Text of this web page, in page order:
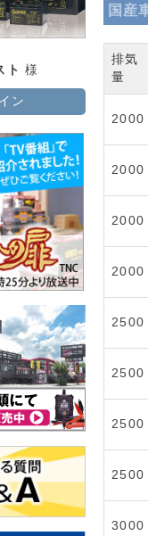
国産
排気
量
2000
2000
2000
2000
2500
2500
2500
2500
3000
ト 様
ン